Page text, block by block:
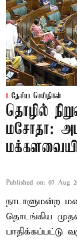
தேசிய செய்திகள்
தொழில்
மசோதா:
Published on: 07 Aug
நாடாளுமன்ற
தொடங்கிய
பாதிக்கப்பட்டு